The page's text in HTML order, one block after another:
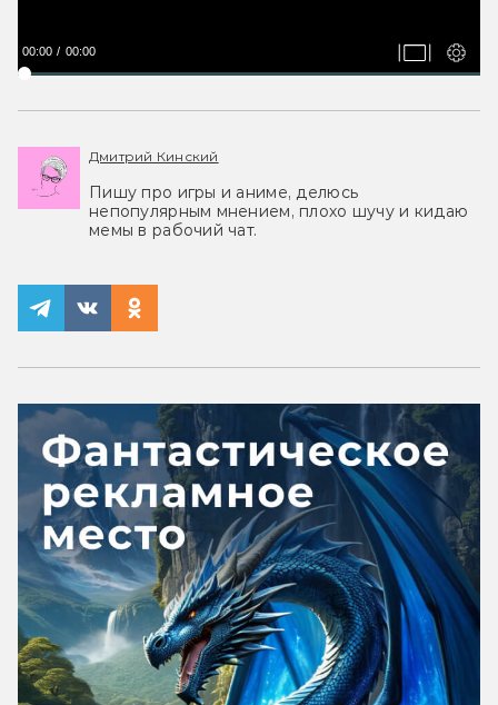
00:00 00:00
Дмитрий Кинский
Пишу про игры и аниме, делюсь
непопулярным мнением, плохо шучу и кидаю
мемы в рабочий чат.